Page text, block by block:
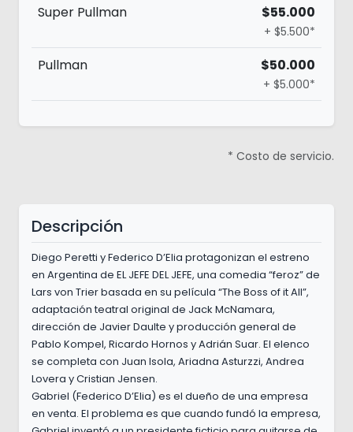
Super Pullman $55.000
+ $5.500*
Pullman $50.000
+ $5.000*
* Costo de servicio.
Descripción
Diego Peretti y Federico D’Elia protagonizan el estreno
en Argentina de EL JEFE DEL JEFE, una comedia “feroz” de
Lars von Trier basada en su película “The Boss of it All”,
adaptación teatral original de Jack McNamara,
dirección de Javier Daulte y producción general de
Pablo Kompel, Ricardo Hornos y Adrián Suar. El elenco
se completa con Juan Isola, Ariadna Asturzzi, Andrea
Lovera y Cristian Jensen.
Gabriel (Federico D’Elia) es el dueño de una empresa
en venta. El problema es que cuando fundó la empresa,